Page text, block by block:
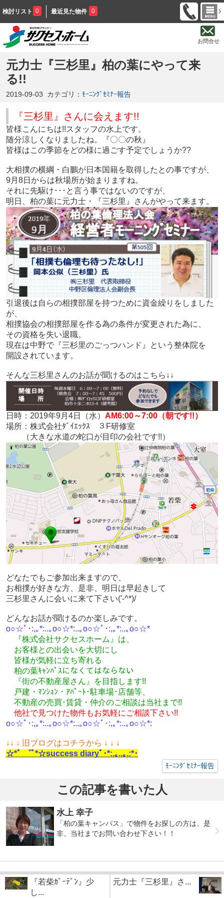
検討リスト 0 最近見た物件 0
お問合せ
元力士『三杉里』柏の葉にやって来
る!!
2019-09-03 カテゴリ： ﾓｰﾆﾝｸﾞｾﾐﾅｰ報告
『三杉里』さんに会えます!!
皆様こんにちは!!スタッフの水上です。
随分涼しくなりましたね。『〇〇の秋』
皆様はこの季節をどの様に過ごす予定でしょうか??
大相撲の横綱・白鵬が日本国籍を取得したとの事ですが、
9月8日からは秋場所が始まりますね。
それに先駆け･･･と言う事ではないのですが、
明日、柏の葉に元力士・『三杉里』さんがやって来ます。
引退後は自らの相撲部屋を持つために資金繰りをしました
が、
相撲協会の相撲部屋を作る為の条件が変更された為に、
その資格を失い退職。
現在は中野で『三杉里のごっつハンド』という整体院を
開設されています。
そんな三杉里さんのお話が聞けるのはこちら↓↓
日時：2019年9月4日（水） AM6:00～7:00（朝です!!）
場所：株式会社ﾀﾞｲｴｯｸｽ ３F研修室
（大きな水道の蛇口が目印の会社です!!）
どなたでもご参加出来ますので、
お相撲が好きな方、是非、明日は早起きして
三杉里さんに会いに来て下さい('-^*)/
どんなお話が聞けるのか楽しみです。
o○☆ﾟ･:,｡*:..｡o○☆*:..｡o○☆ﾟ･:,｡*:..｡o○☆*
『株式会社サクセスホーム』は、
お客様との出会いを大切にし
皆様が気軽に立ち寄れる
柏の葉ｷｬﾝﾊﾟｽになくてはならない
『街の不動産屋さん』を目指します!!
戸建・ﾏﾝｼｮﾝ・ｱﾊﾟｰﾄ･駐車場･店舗等、
不動産の売買･賃貸・仲介のご相談は当社まで!!
他社で見つけた物件もお気軽にご相談下さい!!
o○☆ﾟ･:,｡*:..｡o○☆*:..｡o○☆ﾟ･:,｡*:..｡o○☆*:
↓ ↓ ↓ 旧ブログはコチラから ↓ ↓ ↓
☆*ﾟ ゜ﾟ*☆success diaryﾟ･*:.｡..｡.:*･
ﾓｰﾆﾝｸﾞｾﾐﾅｰ報告
この記事を書いた人
水上 幸子
「柏の葉キャンパス」で物件をお探しの方は、是
非、当社までお問い合わせ下さい！！
『若柴ｶﾞｰﾃﾞﾝ』少
し...
元力士『三杉里』さ...